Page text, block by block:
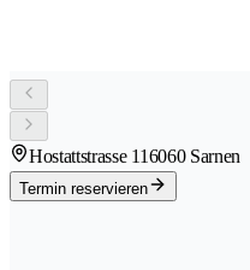
Hostattstrasse 116060 Sarnen
Termin reservieren